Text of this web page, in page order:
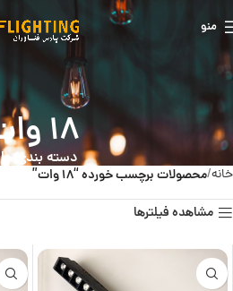
منو
18 وات
دسته بندی ها
خانه محصولات برچسب خورده “18 وات”
مشاهده فیلترها